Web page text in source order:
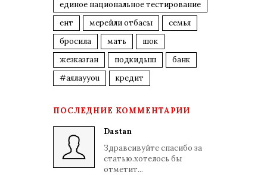
единое национальное тестирование
ент
мерейли отбасы
семья
бросила
мать
шок
жезказган
подкидыш
банк
#аялауyou
кредит
ПОСЛЕДНИЕ КОММЕНТАРИИ
Dastan
Здравсивуйте спасибо за
статью.хотелось бы
отметит...